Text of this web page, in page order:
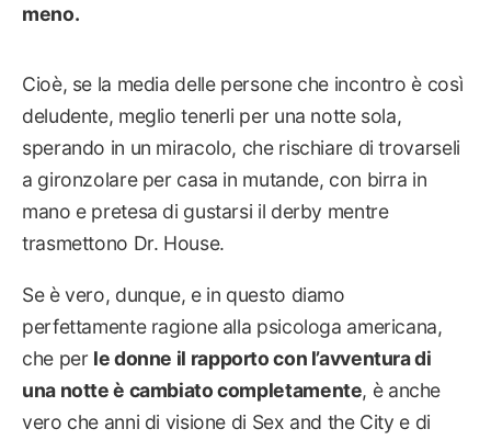
meno.
Cioè, se la media delle persone che incontro è così
deludente, meglio tenerli per una notte sola,
sperando in un miracolo, che rischiare di trovarseli
a gironzolare per casa in mutande, con birra in
mano e pretesa di gustarsi il derby mentre
trasmettono Dr. House.
Se è vero, dunque, e in questo diamo
perfettamente ragione alla psicologa americana,
che per le donne il rapporto con l’avventura di
una notte è cambiato completamente, è anche
vero che anni di visione di Sex and the City e di